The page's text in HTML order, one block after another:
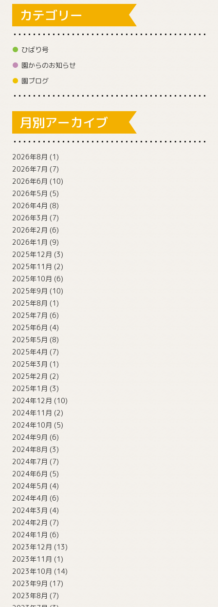
カテゴリー
ひばり号
園からのお知らせ
園ブログ
月別アーカイブ
2026年8月 (1)
2026年7月 (7)
2026年6月 (10)
2026年5月 (5)
2026年4月 (8)
2026年3月 (7)
2026年2月 (6)
2026年1月 (9)
2025年12月 (3)
2025年11月 (2)
2025年10月 (6)
2025年9月 (10)
2025年8月 (1)
2025年7月 (6)
2025年6月 (4)
2025年5月 (8)
2025年4月 (7)
2025年3月 (1)
2025年2月 (2)
2025年1月 (3)
2024年12月 (10)
2024年11月 (2)
2024年10月 (5)
2024年9月 (6)
2024年8月 (3)
2024年7月 (7)
2024年6月 (5)
2024年5月 (4)
2024年4月 (6)
2024年3月 (4)
2024年2月 (7)
2024年1月 (6)
2023年12月 (13)
2023年11月 (1)
2023年10月 (14)
2023年9月 (17)
2023年8月 (7)